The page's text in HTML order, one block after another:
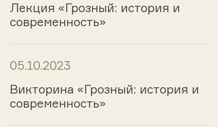
Лекция «Грозный: история и
современность»
05.10.2023
Викторина «Грозный: история и
современность»